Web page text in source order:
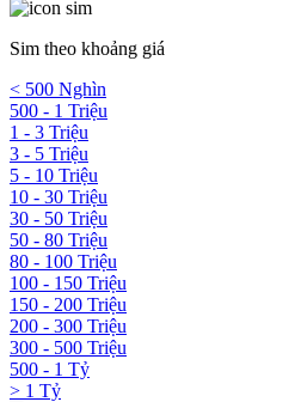
Sim theo khoảng giá
< 500 Nghìn
500 - 1 Triệu
1 - 3 Triệu
3 - 5 Triệu
5 - 10 Triệu
10 - 30 Triệu
30 - 50 Triệu
50 - 80 Triệu
80 - 100 Triệu
100 - 150 Triệu
150 - 200 Triệu
200 - 300 Triệu
300 - 500 Triệu
500 - 1 Tỷ
> 1 Tỷ